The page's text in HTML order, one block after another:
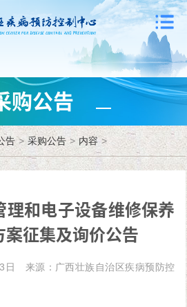
购公告
告 > 采购公告 > 内容 >
理和电子设备维修保养
案征集及询价公告
日 来源：广西壮族自治区疾病预防控